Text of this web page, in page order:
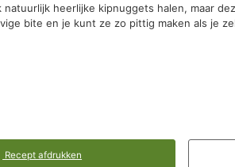
heerlijke kipnuggets halen, maar
bite en je kunt ze zo pittig maken als je
Recept afdrukken